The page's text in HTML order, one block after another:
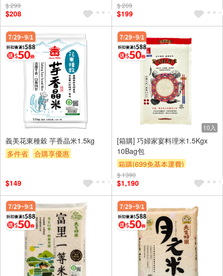
贈$200
$ 299
$208
$ 209
$199
義美花東種穀 芋香晶米1.5kg
多件省
合購享優惠
$149
10入
[箱購] 巧婦家宴料理米1.5Kgx
10Bag包
箱購(699免基本運費)
合購享優惠
滿額贈券
$ 1390
$1,190